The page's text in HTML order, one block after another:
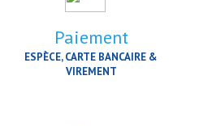
Paiement
ESPÈCE, CARTE BANCAIRE &
VIREMENT